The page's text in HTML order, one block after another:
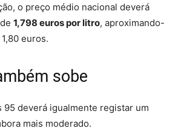
o preço médio nacional deverá
1,798 euros por litro, aproximando-
euros.
sobe
95 deverá igualmente registar um
mais moderado.